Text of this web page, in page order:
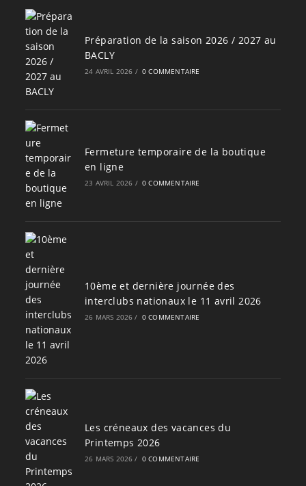
Préparation de la saison 2026 / 2027 au
BACLY
24 AVRIL 2026 / 0 COMMENTAIRE
Fermeture temporaire de la boutique
en ligne
23 AVRIL 2026 / 0 COMMENTAIRE
10ème et dernière journée des
interclubs nationaux le 11 avril 2026
26 MARS 2026 / 0 COMMENTAIRE
Les créneaux des vacances du
Printemps 2026
26 MARS 2026 / 0 COMMENTAIRE